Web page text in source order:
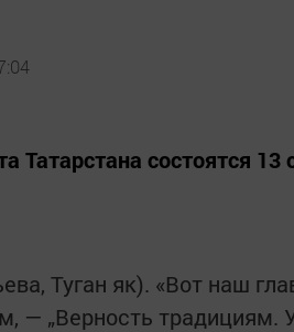
Татарстана состоятся 13
Туган як). «Вот наш
— „Верность традициям.